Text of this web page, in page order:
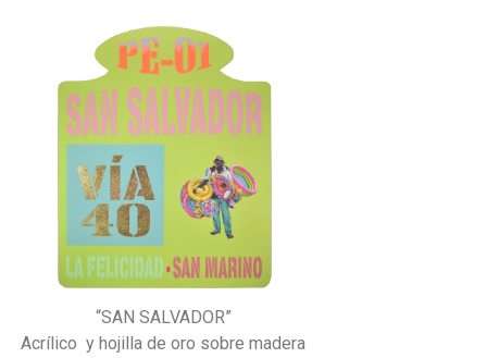
“SAN SALVADOR”
Acrílico y hojilla de oro sobre madera